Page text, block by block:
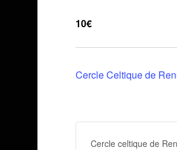
10€
Cercle Celtique de
Cercle celtique de